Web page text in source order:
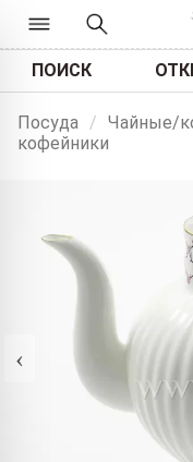
ПОИСК
Посуда / Чайные/
кофейники
‹